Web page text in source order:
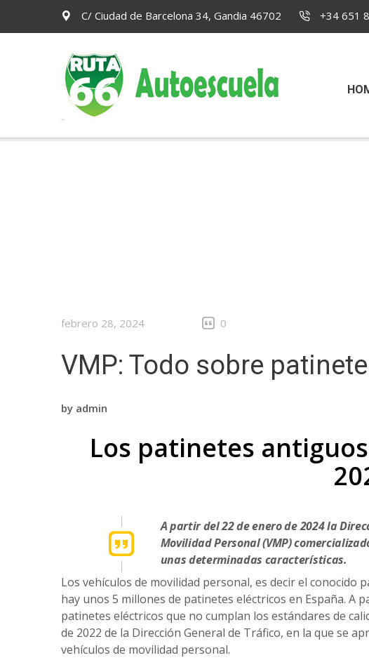
C/ Ciudad de Barcelona 34, Gandia 46702 +34 651
febrero 28, 2024 0
VMP: Todo sobre
by admin
Los patinetes
A partir del 22 de enero de 2024 la
Movilidad Personal (VMP)
unas determinadas características.
Los vehículos de movilidad personal, es decir el
hay unos 5 millones de patinetes eléctricos en España. A
patinetes eléctricos que no cumplan los estándares de
de 2022 de la Dirección General de Tráfico, en la que se
vehículos de movilidad personal.